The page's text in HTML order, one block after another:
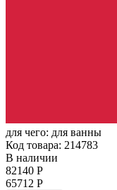
для чего: для ванны
Код товара: 214783
В наличии
82140 Р
65712 Р